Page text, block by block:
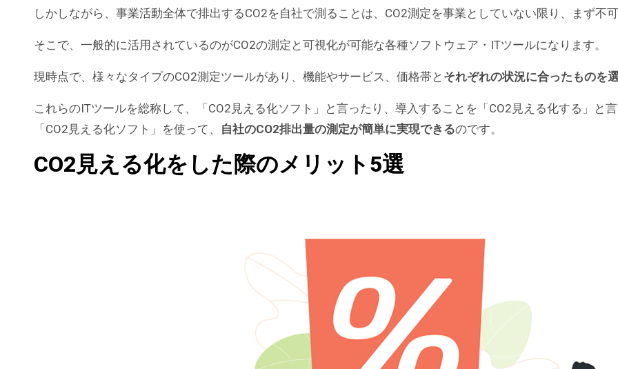
しかしながら、事業活動全体で排出するCO2を自社で測ることは、CO2測定を事業としていない限り、まず不可
そこで、一般的に活用されているのがCO2の測定と可視化が可能な各種ソフトウェア・ITツールになります。
現時点で、様々なタイプのCO2測定ツールがあり、機能やサービス、価格帯と それぞれの状況に合ったものを
これらのITツールを総称して、「CO2見える化ソフト」と言ったり、導入することを「CO2見える化する」と言
「CO2見える化ソフト」を使って、 自社のCO2排出量の測定が簡単に実現できるのです。
CO2見える化をした際のメリット5選